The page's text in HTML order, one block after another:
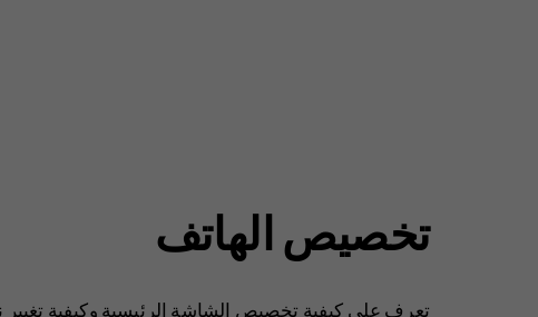
تخصيص الهاتف
تعرف على كيفية تخصيص الشاشة الرئيسية وكيفية تغيير